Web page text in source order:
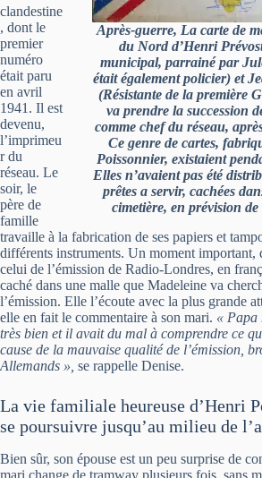
Après-guerre, La carte de
du Nord d’Henri
municipal, parrainé par
était également policier) et
(Résistante de la première
va prendre la succession
comme chef du réseau,
Ce genre de cartes,
Poissonnier, existaient
Elles n’avaient pas été
prêtes a servir, cachées
cimetière, en prévision
clandestine
, dont le
premier
numéro
était paru
en avril
1941. Il est
devenu,
l’imprimeu
r du
réseau. Le
soir, le
père de
famille
travaille à la fabrication de ses papiers et
différents instruments. Un moment important,
celui de l’émission de Radio-Londres, en
caché dans une malle que Madeleine va
l’émission. Elle l’écoute avec la plus grande
elle en fait le commentaire à son mari. « Papa
très bien et il avait du mal à comprendre ce
cause de la mauvaise qualité de l’émission,
Allemands », se rappelle Denise.
La vie familiale heureuse d’Henri
se poursuivre jusqu’au milieu de
Bien sûr, son épouse est un peu surprise de